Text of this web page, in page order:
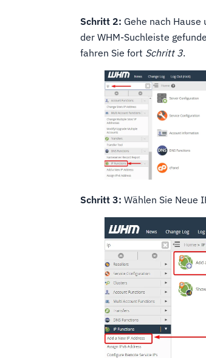
Schritt 2: Gehe nach
der WHM-Suchleiste
fahren Sie fort Schritt 3.
Schritt 3: Wählen Sie Neue